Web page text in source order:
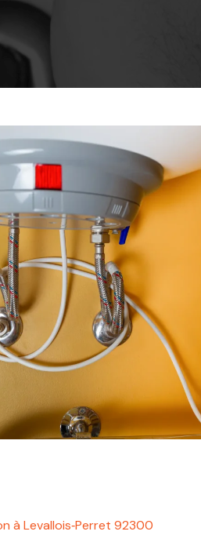
à Levallois‑Perret 92300